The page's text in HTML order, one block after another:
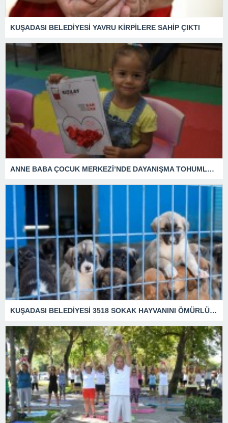
KUŞADASI BELEDİYESİ YAVRU KİRPİLERE SAHİP ÇIKTI
ANNE BABA ÇOCUK MERKEZİ’NDE DAYANIŞMA TOHUMLARI YEŞERDİ
KUŞADASI BELEDİYESİ 3518 SOKAK HAYVANINI ÖMÜRLÜK YUVASINA KAVUŞTURDU